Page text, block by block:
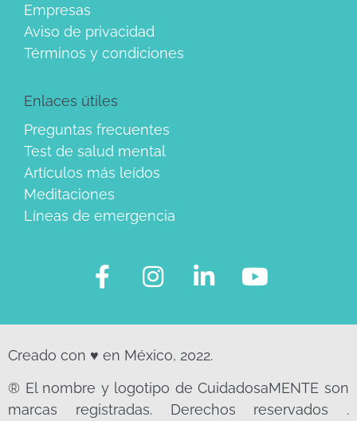
Empresas
Aviso de privacidad
Términos y condiciones
Enlaces útiles
Preguntas frecuentes
Test de salud mental
Artículos más leídos
Meditaciones
Líneas de emergencia
Creado con ♥ en México, 2022.
® El nombre y logotipo de CuidadosaMENTE son
marcas registradas. Derechos reservados .